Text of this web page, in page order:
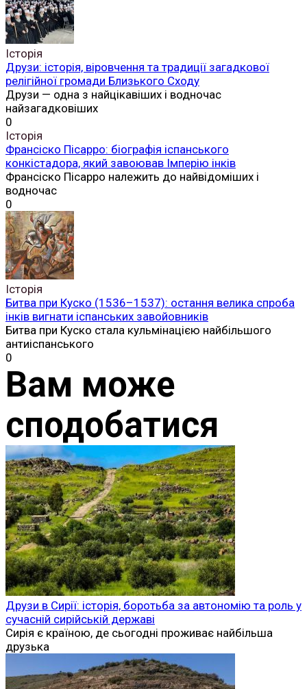
Історія
Друзи: історія, віровчення та традиції загадкової
релігійної громади Близького Сходу
Друзи — одна з найцікавіших і водночас
найзагадковіших
0
Історія
Франсіско Пісарро: біографія іспанського
конкістадора, який завоював Імперію інків
Франсіско Пісарро належить до найвідоміших і
водночас
0
Історія
Битва при Куско (1536–1537): остання велика спроба
інків вигнати іспанських завойовників
Битва при Куско стала кульмінацією найбільшого
антиіспанського
0
Вам може
сподобатися
Друзи в Сирії: історія, боротьба за автономію та роль у
сучасній сирійській державі
Сирія є країною, де сьогодні проживає найбільша
друзька